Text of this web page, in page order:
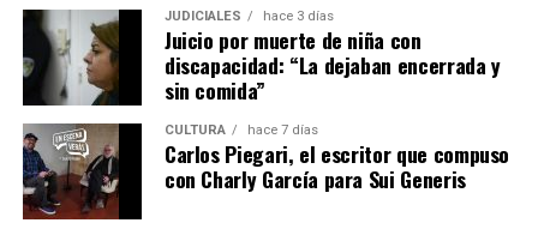
JUDICIALES hace 3 días
Juicio por muerte de niña con
discapacidad: “La dejaban encerrada y
sin comida”
CULTURA hace 7 días
Carlos Piegari, el escritor que compuso
con Charly García para Sui Generis